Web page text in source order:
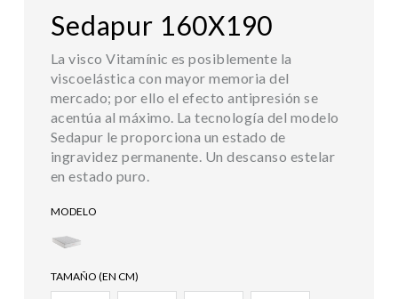
Sedapur 160X190
La visco Vitamínic es posiblemente la
viscoelástica con mayor memoria del
mercado; por ello el efecto antipresión se
acentúa al máximo. La tecnología del modelo
Sedapur le proporciona un estado de
ingravidez permanente. Un descanso estelar
en estado puro.
MODELO
TAMAÑO (EN CM)